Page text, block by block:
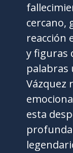
cercano,
reacción
y figuras
palabras
Vázquez
esta